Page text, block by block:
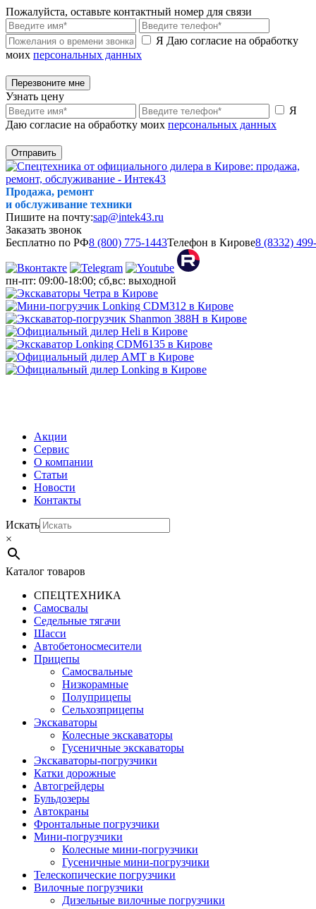
Пожалуйста, оставьте контактный номер для связи
Я Даю согласие на обработку
моих персональных данных
Перезвоните мне
Узнать цену
Я
Даю согласие на обработку моих персональных данных
Отправить
Продажа, ремонт
и обслуживание техники
Пишите на почту:sap@intek43.ru
Заказать звонок
Бесплатно по РФ8 (800) 775-1443Телефон в Кирове8 (8332)
пн-пт: 09:00-18:00; сб,вс: выходной
Акции
Сервис
О компании
Статьи
Новости
Контакты
Искать
×
Каталог товаров
СПЕЦТЕХНИКА
Самосвалы
Седельные тягачи
Шасси
Автобетоно­смесители
Прицепы
Самосвальные
Низкорамные
Полуприцепы
Сельхозприцепы
Экскаваторы
Колесные экскаваторы
Гусеничные экскаваторы
Экскаваторы-погрузчики
Катки дорожные
Автогрейдеры
Бульдозеры
Автокраны
Фронтальные погрузчики
Мини-погрузчики
Колесные мини-погрузчики
Гусеничные мини-погрузчики
Телескопические погрузчики
Вилочные погрузчики
Дизельные вилочные погрузчики